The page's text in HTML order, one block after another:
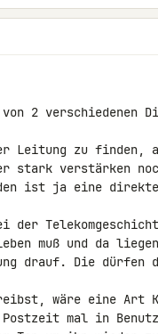
2 verschiedenen
Leitung zu
stark verstärken
ist ja eine
der
muß und da
drauf. Die dürfen
wäre eine Art
mal in